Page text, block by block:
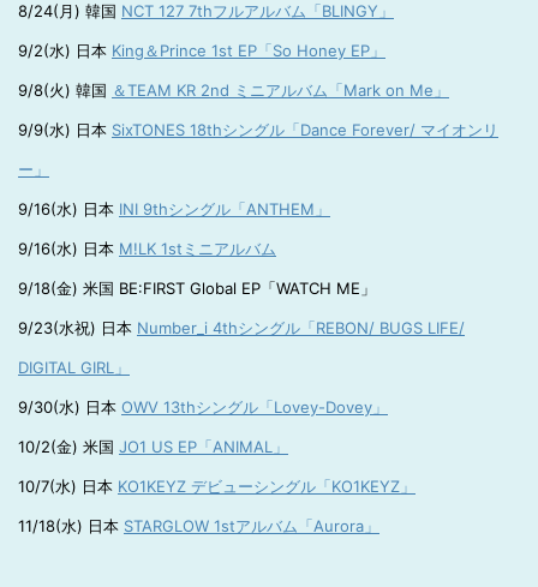
8/24(月) 韓国 NCT 127 7thフルアルバム「BLINGY」
9/2(水) 日本 King＆Prince 1st EP「So Honey EP」
9/8(火) 韓国 ＆TEAM KR 2nd ミニアルバム「Mark on Me」
9/9(水) 日本 SixTONES 18thシングル「Dance Forever/ マイオンリ
ー」
9/16(水) 日本 INI 9thシングル「ANTHEM」
9/16(水) 日本 M!LK 1stミニアルバム
9/18(金) 米国 BE:FIRST Global EP「WATCH ME」
9/23(水祝) 日本 Number_i 4thシングル「REBON/ BUGS LIFE/
DIGITAL GIRL」
9/30(水) 日本 OWV 13thシングル「Lovey-Dovey」
10/2(金) 米国 JO1 US EP「ANIMAL」
10/7(水) 日本 KO1KEYZ デビューシングル「KO1KEYZ」
11/18(水) 日本 STARGLOW 1stアルバム「Aurora」